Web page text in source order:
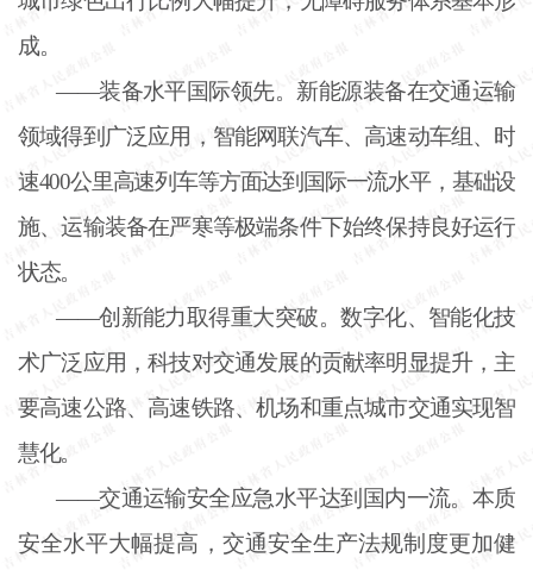
成。
——装备水平国际领先。新能源装备在交通运输
领域得到广泛应用，智能网联汽车、高速动车组、时
速400公里高速列车等方面达到国际一流水平，基础设
施、运输装备在严寒等极端条件下始终保持良好运行
状态。
——创新能力取得重大突破。数字化、智能化技
术广泛应用，科技对交通发展的贡献率明显提升，主
要高速公路、高速铁路、机场和重点城市交通实现智
慧化。
——交通运输安全应急水平达到国内一流。本质
安全水平大幅提高，交通安全生产法规制度更加健